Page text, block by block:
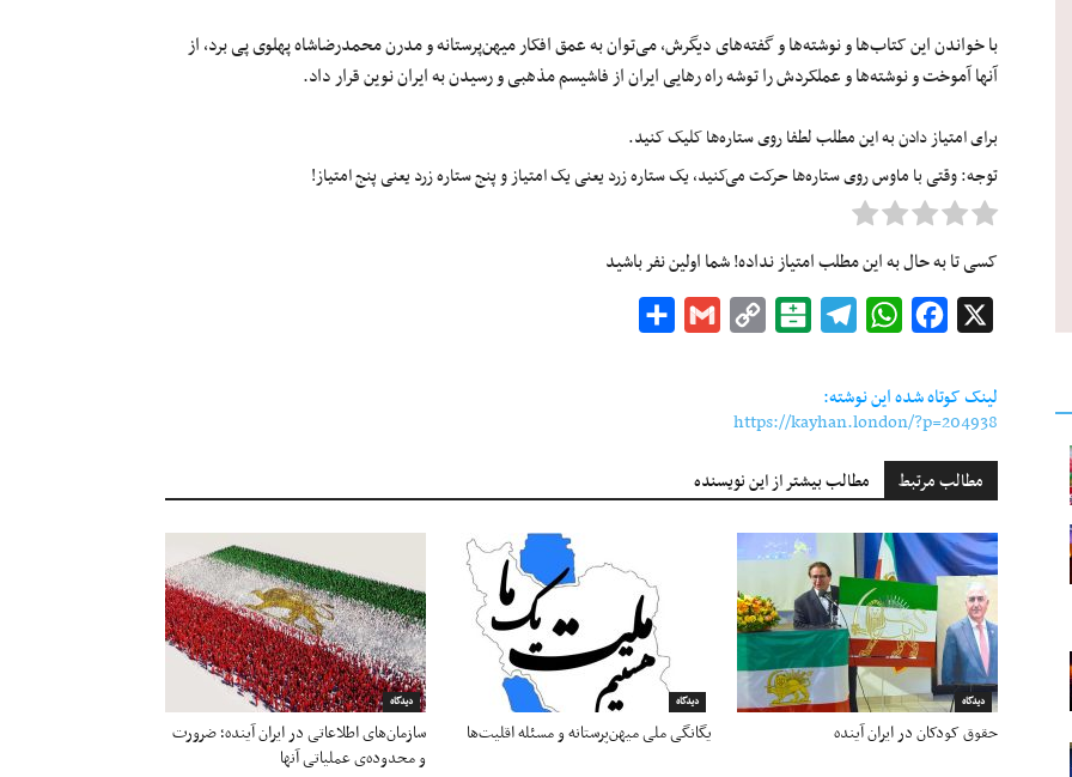
با خواندن این کتاب‌ها و نوشته‌ها و گفته‌های دیگرش، می‌توان به عمق افکار میهن‌پرستانه و مدرن محمدرضا‌شاه پهلوی پی برد، از
آنها آموخت و نوشته‌ها و عملکردش را توشه راه رهایی ایران از فاشیسم مذهبی و رسیدن به ایران نوین قرار داد.
برای امتیاز دادن به این مطلب لطفا روی ستاره‌ها کلیک کنید.
توجه: وقتی با ماوس روی ستاره‌ها حرکت می‌کنید، یک ستاره زرد یعنی یک امتیاز و پنج ستاره زرد یعنی پنج امتیاز!
کسی تا به حال به این مطلب امتیاز نداده! شما اولین نفر باشید
Facebook
WhatsApp
Telegram
Balatarin
Copy
Gmail
لینک کوتاه شده این نوشته:
https://kayhan.london/?p=204938
مطالب مرتبط مطالب بیشتر از این نویسنده
دیدگاه
سازمان‌های اطلاعاتی در ایران آینده؛ ضرورت
و محدوده‌ی عملیاتی آنها
دیدگاه
یگانگی ملی میهن‌پرستانه و مسئله اقلیت‌ها
دیدگاه
حقوق کودکان در ایران آینده